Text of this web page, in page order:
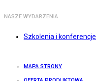
NASZE WYDARZENIA
Szkolenia i konferencje
MAPA STRONY